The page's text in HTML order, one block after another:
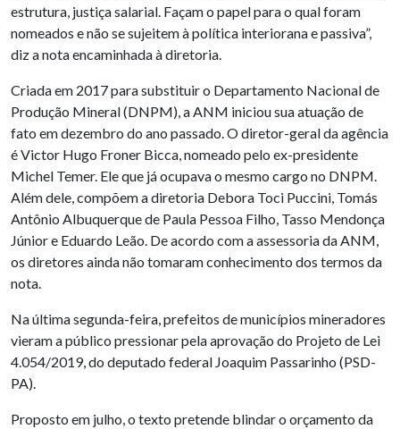
estrutura, justiça salarial. Façam o papel para o qual foram
nomeados e não se sujeitem à política interiorana e passiva”,
diz a nota encaminhada à diretoria.
Criada em 2017 para substituir o Departamento Nacional de
Produção Mineral (DNPM), a ANM iniciou sua atuação de
fato em dezembro do ano passado. O diretor-geral da agência
é Victor Hugo Froner Bicca, nomeado pelo ex-presidente
Michel Temer. Ele que já ocupava o mesmo cargo no DNPM.
Além dele, compõem a diretoria Debora Toci Puccini, Tomás
Antônio Albuquerque de Paula Pessoa Filho, Tasso Mendonça
Júnior e Eduardo Leão. De acordo com a assessoria da ANM,
os diretores ainda não tomaram conhecimento dos termos da
nota.
Na última segunda-feira, prefeitos de municípios mineradores
vieram a público pressionar pela aprovação do Projeto de Lei
4.054/2019, do deputado federal Joaquim Passarinho (PSD-
PA).
Proposto em julho, o texto pretende blindar o orçamento da